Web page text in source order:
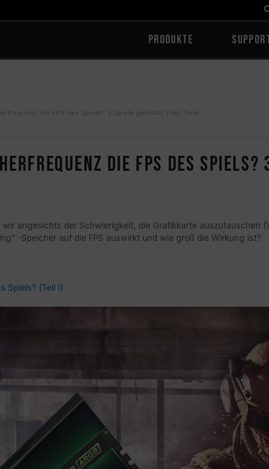
PRODUKTE
die FPS des Spiels? 3 Spiele getestet (Teil Zwei)
die FPS des
angesichts der Schwierigkeit, die Grafikkarte auszutauschen
-Speicher auf die FPS auswirkt und wie groß die Wirkung ist?
Spiels? (Teil I)